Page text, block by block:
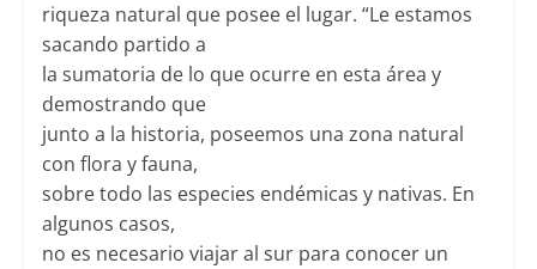
riqueza natural que posee el lugar. “Le estamos
sacando partido a
la sumatoria de lo que ocurre en esta área y
demostrando que
junto a la historia, poseemos una zona natural
con flora y fauna,
sobre todo las especies endémicas y nativas. En
algunos casos,
no es necesario viajar al sur para conocer un